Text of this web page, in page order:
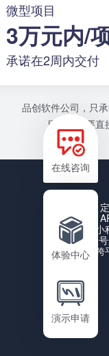
在线咨询
体验中心
演示申请
微型项目
3万元内/
承诺在2周内交付
品创软件公司，只
目或者需要
公众